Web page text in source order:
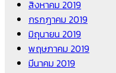
สิงหาคม 2019
กรกฎาคม 2019
มิถุนายน 2019
พฤษภาคม 2019
มีนาคม 2019